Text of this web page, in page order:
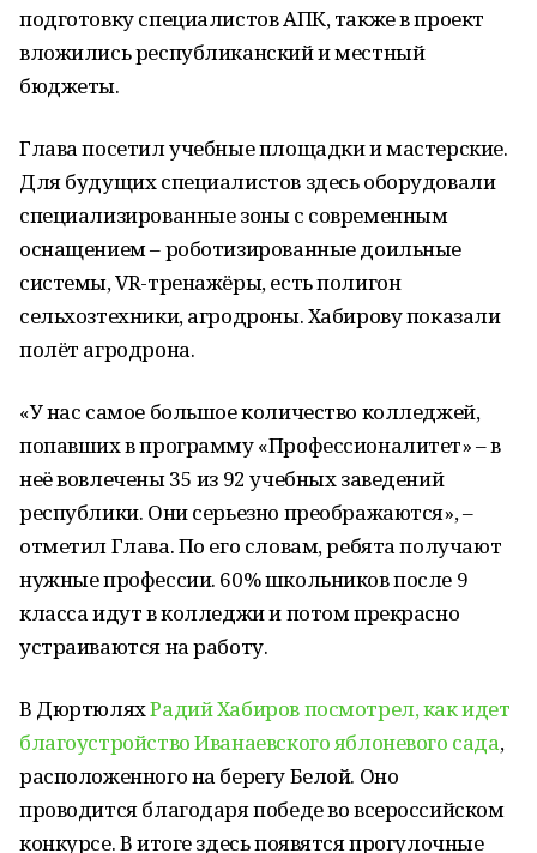
подготовку специалистов АПК, также в проект
вложились республиканский и местный
бюджеты.
Глава посетил учебные площадки и мастерские.
Для будущих специалистов здесь оборудовали
специализированные зоны с современным
оснащением – роботизированные доильные
системы, VR-тренажёры, есть полигон
сельхозтехники, агродроны. Хабирову показали
полёт агродрона.
«У нас самое большое количество колледжей,
попавших в программу «Профессионалитет» – в
неё вовлечены 35 из 92 учебных заведений
республики. Они серьезно преображаются», –
отметил Глава. По его словам, ребята получают
нужные профессии. 60% школьников после 9
класса идут в колледжи и потом прекрасно
устраиваются на работу.
В ДюртюляхРадий Хабиров посмотрел, как идет
благоустройство Иванаевского яблоневого сада,
расположенного на берегу Белой. Оно
проводится благодаря победе во всероссийском
конкурсе. В итоге здесь появятся прогулочные